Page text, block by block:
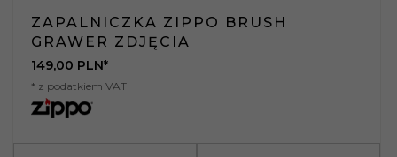
ZAPALNICZKA ZIPPO BRUSH
GRAWER ZDJĘCIA
149,00 PLN*
* z podatkiem VAT